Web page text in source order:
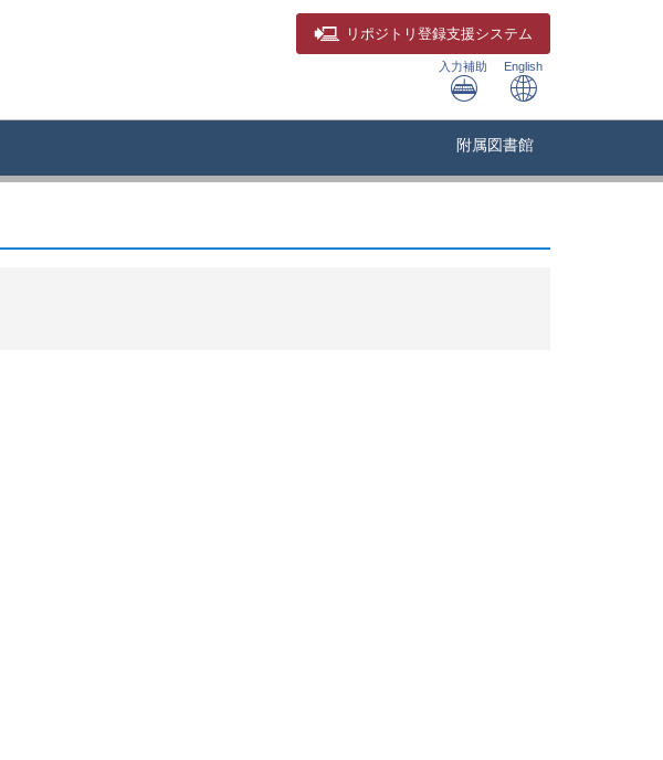
リポジトリ 登録支援システム
入力補助 English
附属図書館